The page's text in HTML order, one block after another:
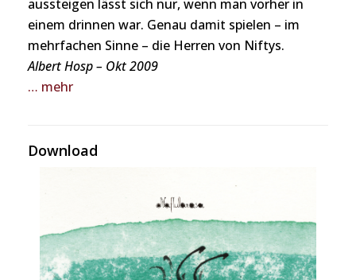
aussteigen lässt sich nur, wenn man vorher in
einem drinnen war. Genau damit spielen – im
mehrfachen Sinne – die Herren von Niftys.
Albert Hosp – Okt 2009
… mehr
Download